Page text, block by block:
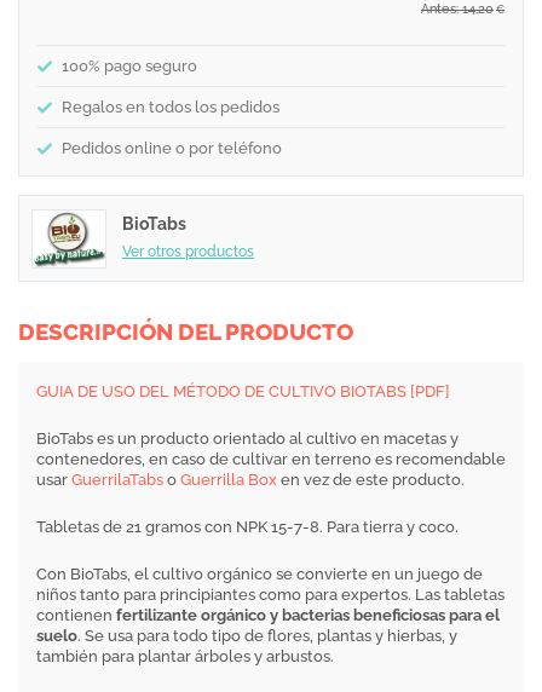
Antes: 14,20 €
100% pago seguro
Regalos en todos los pedidos
Pedidos online o por teléfono
BioTabs
Ver otros productos
DESCRIPCIÓN DEL PRODUCTO
GUIA DE USO DEL MÉTODO DE CULTIVO BIOTABS [PDF]
BioTabs es un producto orientado al cultivo en macetas y
contenedores, en caso de cultivar en terreno es recomendable
usar GuerrilaTabs o Guerrilla Box en vez de este producto.
Tabletas de 21 gramos con NPK 15-7-8. Para tierra y coco.
Con BioTabs, el cultivo orgánico se convierte en un juego de
niños tanto para principiantes como para expertos. Las tabletas
contienen fertilizante orgánico y bacterias beneficiosas para el
suelo. Se usa para todo tipo de flores, plantas y hierbas, y
también para plantar árboles y arbustos.